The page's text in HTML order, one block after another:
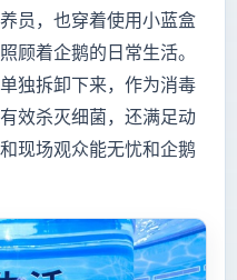
员，也穿着使用小蓝盒
顾着企鹅的日常生活。
独拆卸下来，作为消毒
效杀灭细菌，还满足动
现场观众能无忧和企鹅